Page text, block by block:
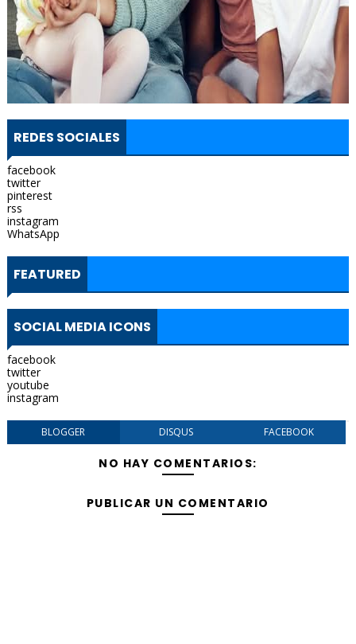
REDES SOCIALES
facebook
twitter
pinterest
rss
instagram
WhatsApp
FEATURED
SOCIAL MEDIA ICONS
facebook
twitter
youtube
instagram
BLOGGER DISQUS FACEBOOK
NO HAY COMENTARIOS:
PUBLICAR UN COMENTARIO